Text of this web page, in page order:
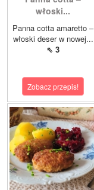
włoski...
Panna cotta amaretto –
włoski deser w nowej...
⇖ 3
Zobacz przepis!